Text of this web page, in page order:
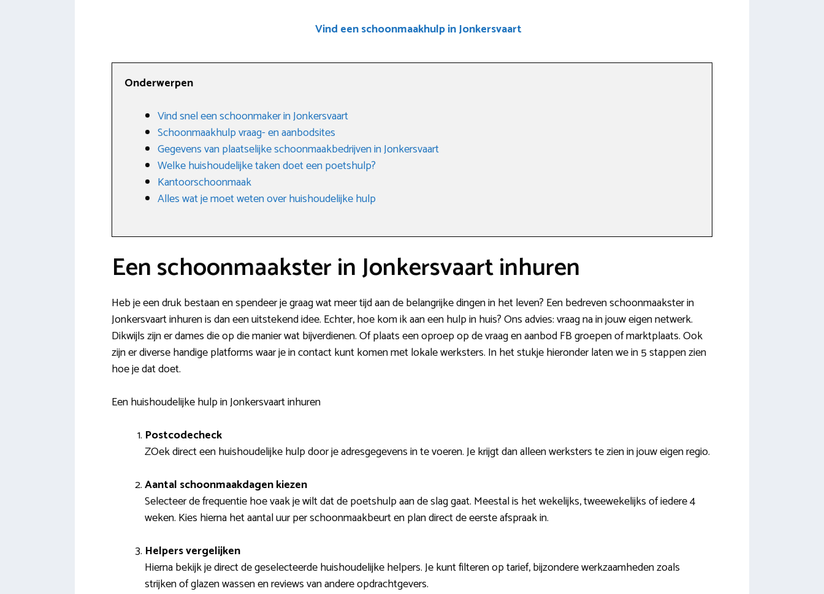
Vind een schoonmaakhulp in Jonkersvaart
Onderwerpen
Vind snel een schoonmaker in Jonkersvaart
Schoonmaakhulp vraag- en aanbodsites
Gegevens van plaatselijke schoonmaakbedrijven in Jonkersvaart
Welke huishoudelijke taken doet een poetshulp?
Kantoorschoonmaak
Alles wat je moet weten over huishoudelijke hulp
Een schoonmaakster in Jonkersvaart inhuren
Heb je een druk bestaan en spendeer je graag wat meer tijd aan de belangrijke dingen in het leven? Een bedreven schoonmaakster in
Jonkersvaart inhuren is dan een uitstekend idee. Echter, hoe kom ik aan een hulp in huis? Ons advies: vraag na in jouw eigen netwerk.
Dikwijls zijn er dames die op die manier wat bijverdienen. Of plaats een oproep op de vraag en aanbod FB groepen of marktplaats. Ook
zijn er diverse handige platforms waar je in contact kunt komen met lokale werksters. In het stukje hieronder laten we in 5 stappen zien
hoe je dat doet.
Een huishoudelijke hulp in Jonkersvaart inhuren
Postcodecheck
ZOek direct een huishoudelijke hulp door je adresgegevens in te voeren. Je krijgt dan alleen werksters te zien in jouw eigen regio.
Aantal schoonmaakdagen kiezen
Selecteer de frequentie hoe vaak je wilt dat de poetshulp aan de slag gaat. Meestal is het wekelijks, tweewekelijks of iedere 4
weken. Kies hierna het aantal uur per schoonmaakbeurt en plan direct de eerste afspraak in.
Helpers vergelijken
Hierna bekijk je direct de geselecteerde huishoudelijke helpers. Je kunt filteren op tarief, bijzondere werkzaamheden zoals
strijken of glazen wassen en reviews van andere opdrachtgevers.